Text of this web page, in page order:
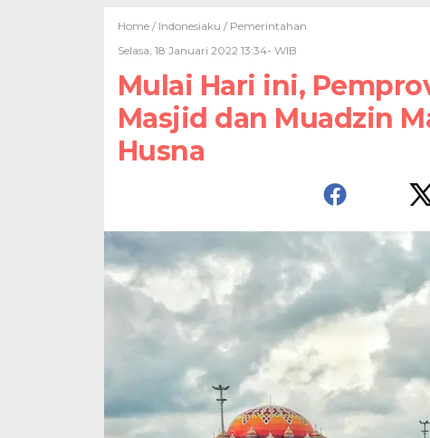
Home / Indonesiaku / Pemerintahan
Selasa, 18 Januari 2022 13:34- WIB
Mulai Hari ini,
Masjid dan Muadzin
Husna